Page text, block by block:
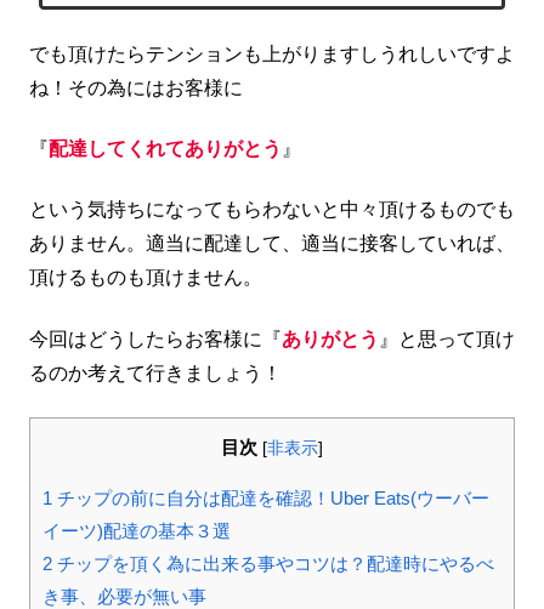
でも頂けたらテンションも上がりますしうれしいですよ
ね！その為にはお客様に
『配達してくれてありがとう 』
という気持ちになってもらわないと中々頂けるものでも
ありません。適当に配達して、適当に接客していれば、
頂けるものも頂けません。
今回はどうしたらお客様に『ありがとう 』と思って頂け
るのか考えて行きましょう！
目次 [非表示]
1 チップの前に自分は配達を確認！Uber Eats(ウーバー
イーツ)配達の基本３選
2 チップを頂く為に出来る事やコツは？配達時にやるべ
き事、必要が無い事